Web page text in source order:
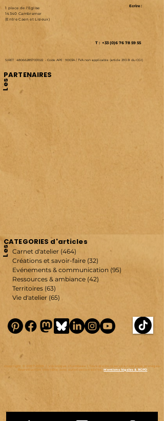
1 place de l'Eglise
14340 Cambremer
(Entre Caen et Lisieux)
Ecrire :
SIRET : 48066285700022 - Code APE : 9003A / TVA non applicable (article 293 B du CGI)
T : +33 (0)6 76 78 59 55
Les
PARTENAIRES
Carnet d'atelier (464)
Créations et savoir-faire (32)
Evénements & communication (95)
Ressources & ambiance (42)
Territoires (63)
Vie d'atelier (65)
Les
CATEGORIES d'articles
copyright © 2007-2026
| véronique chambeau | Tous droits réservés–Contenus protégés–
Reproduction interdite sans autorisation écrite.Mentions légales & RGPD